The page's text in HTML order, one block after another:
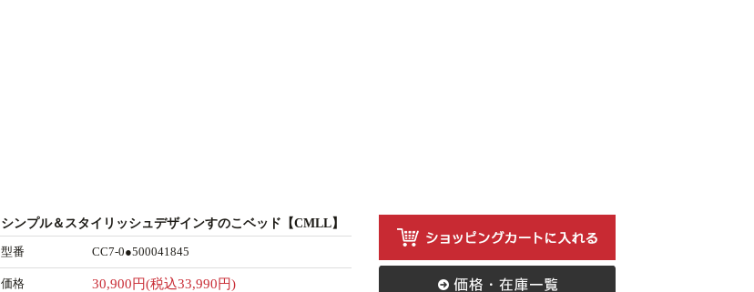
シンプル＆スタイリッシュデザインすのこベッド【CMLL】
型番 CC7-0●500041845
価格 30,900円(税込33,990円)